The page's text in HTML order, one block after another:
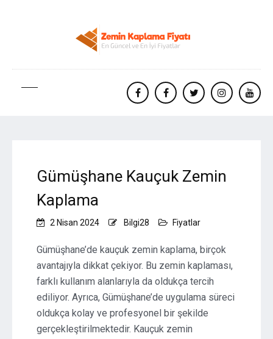
facebookFacebooktwitterinstagram
Gümüşhane Kauçuk Zemin
Kaplama
2 Nisan 2024 Bilgi28 Fiyatlar
Gümüşhane’de kauçuk zemin kaplama, birçok
avantajıyla dikkat çekiyor. Bu zemin kaplaması,
farklı kullanım alanlarıyla da oldukça tercih
ediliyor. Ayrıca, Gümüşhane’de uygulama süreci
oldukça kolay ve profesyonel bir şekilde
gerçekleştirilmektedir. Kauçuk zemin